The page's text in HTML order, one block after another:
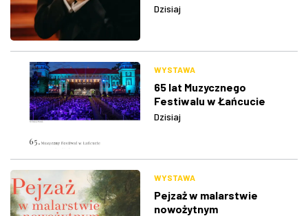
Dzisiaj
WYSTAWA
65 lat Muzycznego
Festiwalu w Łańcucie
Dzisiaj
WYSTAWA
Pejzaż w malarstwie
nowożytnym